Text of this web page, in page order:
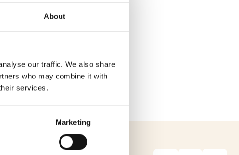
About
our traffic. We also share
who may combine it with
services.
Marketing